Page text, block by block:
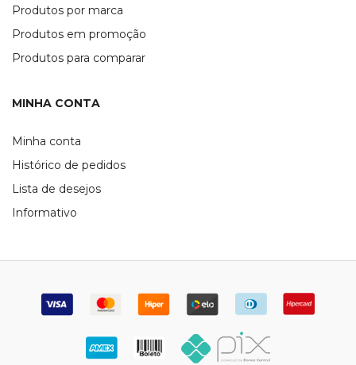
Produtos por marca
Produtos em promoção
Produtos para comparar
MINHA CONTA
Minha conta
Histórico de pedidos
Lista de desejos
Informativo